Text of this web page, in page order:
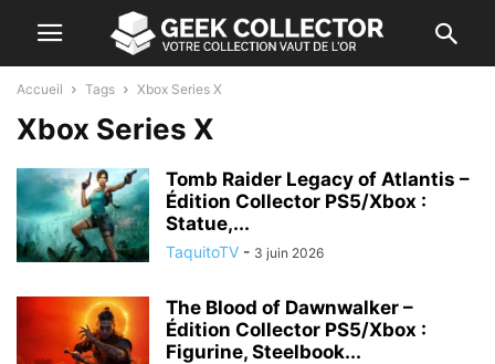
Accueil Tags Xbox Series X
Xbox Series X
Tomb Raider Legacy of Atlantis –
Édition Collector PS5/Xbox :
Statue,...
TaquitoTV - 3 juin 2026
The Blood of Dawnwalker –
Édition Collector PS5/Xbox :
Figurine, Steelbook...